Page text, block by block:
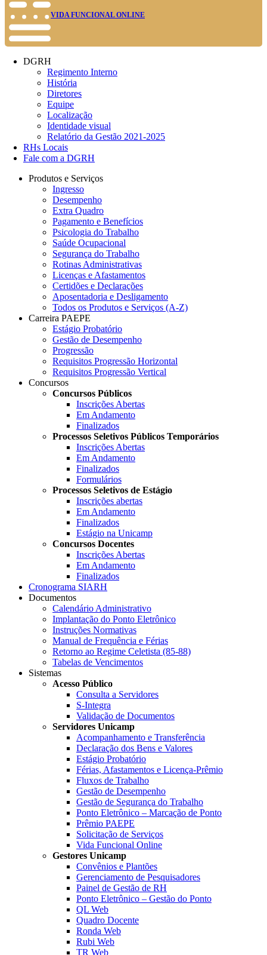
VIDA FUNCIONAL ONLINE
DGRH
Regimento Interno
História
Diretores
Equipe
Localização
Identidade visual
Relatório da Gestão 2021-2025
RHs Locais
Fale com a DGRH
Produtos e Serviços
Ingresso
Desempenho
Extra Quadro
Pagamento e Benefícios
Psicologia do Trabalho
Saúde Ocupacional
Segurança do Trabalho
Rotinas Administrativas
Licenças e Afastamentos
Certidões e Declarações
Aposentadoria e Desligamento
Todos os Produtos e Serviços (A-Z)
Carreira PAEPE
Estágio Probatório
Gestão de Desempenho
Progressão
Requisitos Progressão Horizontal
Requisitos Progressão Vertical
Concursos
Concursos Públicos
Inscrições Abertas
Em Andamento
Finalizados
Processos Seletivos Públicos Temporários
Inscrições Abertas
Em Andamento
Finalizados
Formulários
Processos Seletivos de Estágio
Inscrições abertas
Em Andamento
Finalizados
Estágio na Unicamp
Concursos Docentes
Inscrições Abertas
Em Andamento
Finalizados
Cronograma SIARH
Documentos
Calendário Administrativo
Implantação do Ponto Eletrônico
Instruções Normativas
Manual de Frequência e Férias
Retorno ao Regime Celetista (85-88)
Tabelas de Vencimentos
Sistemas
Acesso Público
Consulta a Servidores
S-Integra
Validação de Documentos
Servidores Unicamp
Acompanhamento e Transferência
Declaração dos Bens e Valores
Estágio Probatório
Férias, Afastamentos e Licença-Prêmio
Fluxos de Trabalho
Gestão de Desempenho
Gestão de Segurança do Trabalho
Ponto Eletrônico – Marcação de Ponto
Prêmio PAEPE
Solicitação de Serviços
Vida Funcional Online
Gestores Unicamp
Convênios e Plantões
Gerenciamento de Pesquisadores
Painel de Gestão de RH
Ponto Eletrônico – Gestão do Ponto
QL Web
Quadro Docente
Ronda Web
Rubi Web
TR Web